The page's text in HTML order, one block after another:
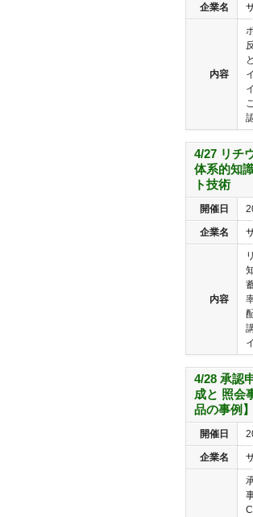
企業名
内容
4/27 リチ
体系的知
ト技術
開催日
企業名
内容
4/28 承認
成と 照会
品の事例】
開催日
企業名